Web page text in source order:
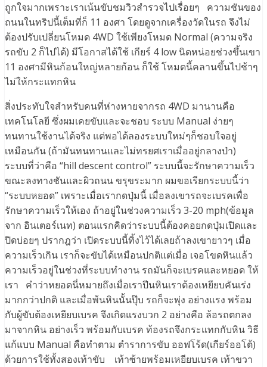
ถูกใจมากเพราะเราเน้นขับชมวิวสำรวจไปเรื่อยๆ ความชันของ
ถนนในทริปนี้เต็มที่ก็ 11 องศา โดยดูจากเครื่องวัดในรถ จึงไม่
ต้องปรับเปลี่ยนโหมด 4WD ใช้เพียงโหมด Normal (ความจริง
รถขับ 2 ก็ไปได้) มีโอกาสได้ใช้ เกียร์ 4 low นิดหน่อยช่วงขึ้นเขา
11 องศามีหินก้อนใหญ่หลายก้อน ก็ใช้ โหมดนี้คลานขึ้นไปช้าๆ
ไม่ให้กระแทกหิน
สิ่งประทับใจสำหรับคนที่ห่างหายจากรถ 4WD มานานคือ
เทคโนโลยี ซึ่งผมเคยขับและจะชอบ ระบบ Manual ง่ายๆ
ทนทานใช้งานได้จริง แต่พอได้ลองระบบใหม่ๆก็ชอบใจอยู่
เหมือนกัน (ถ้ามันทนทานและไม่ทรยศเราเมื่ออยู่กลางป่า)
ระบบที่ว่าคือ “hill descent control” ระบบนี้จะรักษาความเร็ว
ขณะลงทางชันและผิวถนน ขรุขระมาก ผมขอเรียกระบบนี้ว่า
“ระบบหยอด” เพราะเมื่อเรากดปุ่มนี้ เมื่อลงเขารถจะเบรคเพื่อ
รักษาความเร็วให้เอง ถ้าอยู่ในช่วงความเร็ว 3-20 mph(ข้อมูล
จาก อินเตอร์เนท) ตอนแรกคิดว่าระบบนี้ต้องคอยกดปุ่มเปิดและ
ปิดบ่อยๆ ปรากฎว่า เปิดระบบนี้ทิ้งไว้ได้เลยถ้าลงเขายาวๆ เมื่อ
ความเร็วเกิน เราก็จะขับได้เหมือนปกติแต่เมื่อ เจอโขดหินแล้ว
ความเร็วอยู่ในช่วงที่ระบบทำงาน รถมันก็จะเบรคและหยอด ให้
เรา คำว่าหยอดนี่หมายถึงเมื่อเราปีนหินเราต้องเหยียบคันเร่ง
มากกว่าปกติ และเมื่อพ้นหินนั้นปุ๊บ รถก็จะพุ่ง อย่างแรง พร้อม
กับผู้ขับต้องเหยียบเบรค จึงเกิดแรงบวก 2 อย่างคือ ล้อรถตกลง
มาจากหิน อย่างเร็ว พร้อมกับเบรค ท้องรถจึงกระแทกกับหิน วิธี
แก้แบบ Manual คือทำตาม ตำราการขับ ออฟโร้ด(เกียร์ออโต้)
ด้วยการใช้ทั้งสองเท้าขับ เท้าซ้ายพร้อมเหยียบเบรค เท้าขวา